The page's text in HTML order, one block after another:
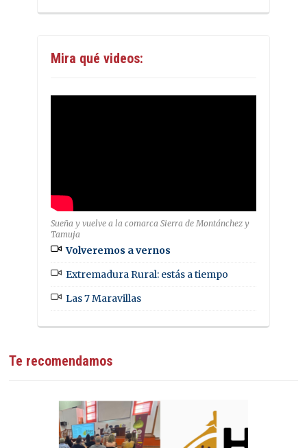
Mira qué videos:
Sueña y vuelve a la comarca Sierra de Montánchez y
Tamuja
Volveremos a vernos
Extremadura Rural: estás a tiempo
Las 7 Maravillas
Te recomendamos